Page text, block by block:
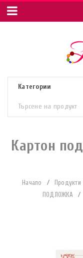
Картон
Начало / Продукти
ПОДЛОЖКА
/